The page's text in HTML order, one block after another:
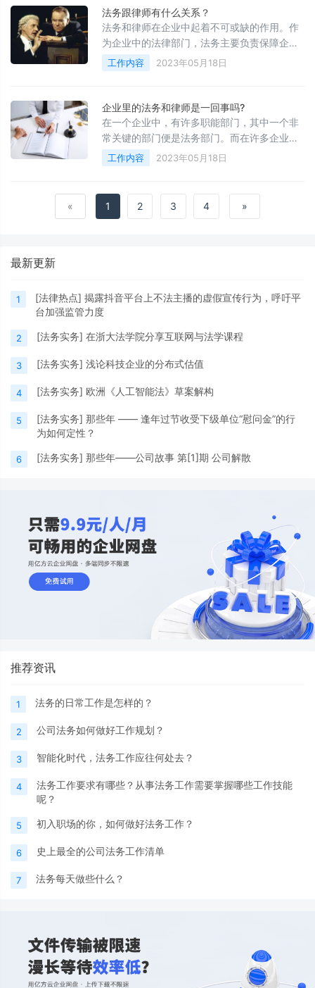
法务跟律师有什么关系？
法务和律师在企业中起着不可或缺的作用。作
为企业中的法律部门，法务主要负责保障企业
的合法权益并维护企业的形象，而律师则是负
责为企业提供具体的法律咨询和为企业处理法
和律师的紧密合作可以保障企业的安全稳步发
展，那么，下面我们一起来详细了解一下法务
和律师之间的关系。
工作内容 2023年05月18日
企业里的法务和律师是一回事吗?
在一个企业中，有许多职能部门，其中一个非
常关键的部门便是法务部门。而在许多企业
里，法务部门与律师常常被混淆。这引起了许
多人的困惑，许多人在企业内部工作时无法区
里的法务和律师，并且讨论它们的区别。
工作内容 2023年05月18日
« 1 2 3 4 »
最新更新
1 [法律热点] 揭露抖音平台上不法主播的虚假宣传行为，呼吁平
台加强监管力度
2 [法务实务] 在浙大法学院分享互联网与法学课程
3 [法务实务] 浅论科技企业的分布式估值
4 [法务实务] 欧洲《人工智能法》草案解构
5 [法务实务] 那些年 —— 逢年过节收受下级单位“慰问金”的行
为如何定性？
6 [法务实务] 那些年——公司故事 第[1]期 公司解散
推荐资讯
1 法务的日常工作是怎样的？
2 公司法务如何做好工作规划？
3 智能化时代，法务工作应往何处去？
4
法务工作要求有哪些？从事法务工作需要掌握哪些工作技能
呢？
5 初入职场的你，如何做好法务工作？
6 史上最全的公司法务工作清单
7 法务每天做些什么？